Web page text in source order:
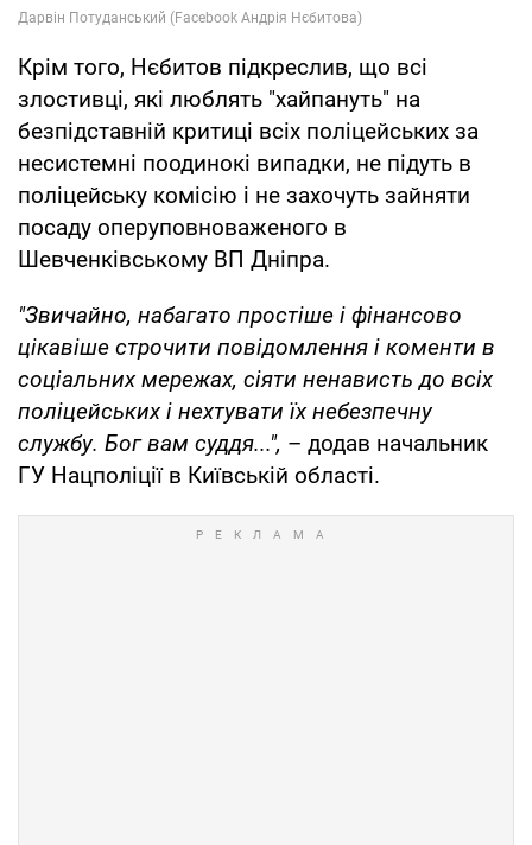
Крім того, Нєбитов підкреслив, що всі
злостивці, які люблять "хайпануть" на
безпідставній критиці всіх поліцейських за
несистемні поодинокі випадки, не підуть в
поліцейську комісію і не захочуть зайняти
посаду оперуповноваженого в
Шевченківському ВП Дніпра.
"Звичайно, набагато простіше і фінансово
цікавіше строчити повідомлення і коменти в
соціальних мережах, сіяти ненависть до всіх
поліцейських і нехтувати їх небезпечну
службу. Бог вам суддя...", – додав начальник
ГУ Нацполіції в Київській області.